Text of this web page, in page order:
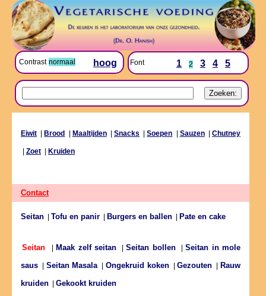
Contrast normaal hoog Font 1 2 3 4 5
Eiwit Brood Maaltijden|Snacks |Soepen Sauzen|Chutney
Zoet Kruiden
Contact
Seitan Tofu en panir Burgers en ballen Pate en cake
Seitan Maak zelf seitan |Seitan bollen|Seitan in mole
saus
Seitan Masala|Ongekruid koken|Gezouten
Rauw
kruiden
Gekookt kruiden